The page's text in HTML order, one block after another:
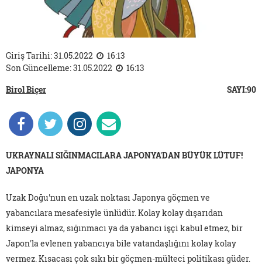
Giriş Tarihi: 31.05.2022
16:13
Son Güncelleme: 31.05.2022
16:13
Birol Biçer
SAYI:90
UKRAYNALI SIĞINMACILARA JAPONYA'DAN BÜYÜK LÜTUF!
JAPONYA
Uzak Doğu'nun en uzak noktası Japonya göçmen ve
yabancılara mesafesiyle ünlüdür. Kolay kolay dışarıdan
kimseyi almaz, sığınmacı ya da yabancı işçi kabul etmez, bir
Japon'la evlenen yabancıya bile vatandaşlığını kolay kolay
vermez. Kısacası çok sıkı bir göçmen-mülteci politikası güder.